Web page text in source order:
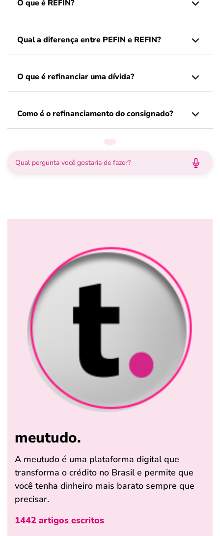
O que é REFIN?
Qual a diferença entre PEFIN e REFIN?
O que é refinanciar uma dívida?
Como é o refinanciamento do consignado?
meutudo.
A meutudo é uma plataforma digital que
transforma o crédito no Brasil e permite que
você tenha dinheiro mais barato sempre que
precisar.
1442 artigos escritos